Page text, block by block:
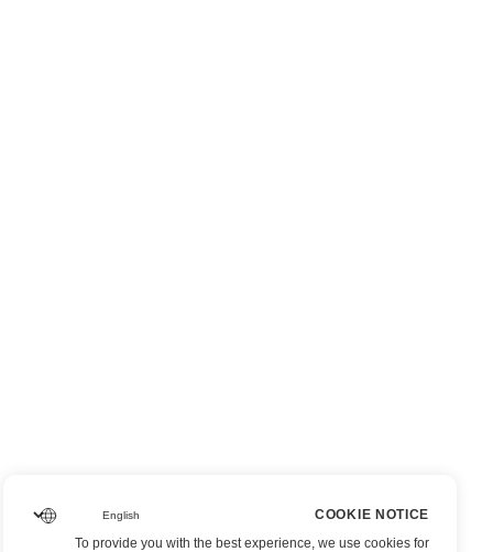
COOKIE NOTICE
To provide you with the best experience, we use cookies for